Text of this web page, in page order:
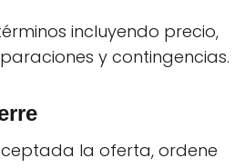
incluyendo precio,
y contingencias.
la oferta, ordene